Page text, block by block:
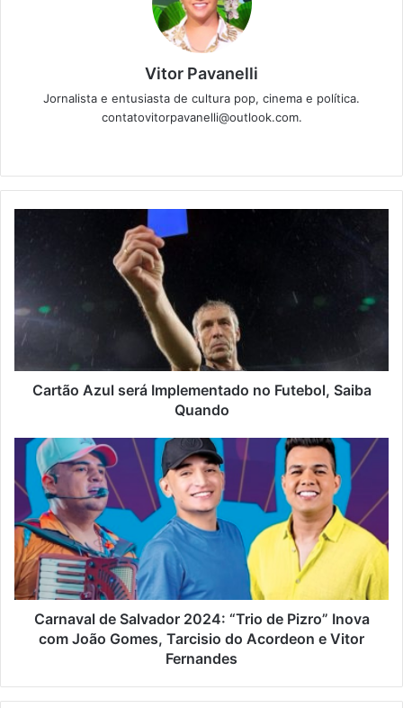
Vitor Pavanelli
Jornalista e entusiasta de cultura pop, cinema e política.
contatovitorpavanelli@outlook.com.
Cartão Azul será Implementado no Futebol, Saiba
Quando
Carnaval de Salvador 2024: “Trio de Pizro” Inova
com João Gomes, Tarcisio do Acordeon e Vitor
Fernandes